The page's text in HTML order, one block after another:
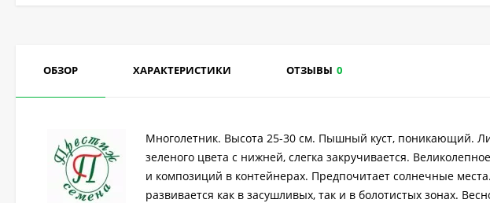
ОБЗОР ХАРАКТЕРИСТИКИ ОТЗЫВЫ 0
Многолетник. Высота 25-30 см. Пышный куст, поникающий.
зеленого цвета с нижней, слегка закручивается.
и композиций в контейнерах. Предпочитает солнечные
развивается как в засушливых, так и в болотистых зонах.